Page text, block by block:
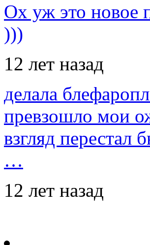
Ох уж это новое
)))
12 лет назад
делала
превзошло мои
взгляд перестал
…
12 лет назад